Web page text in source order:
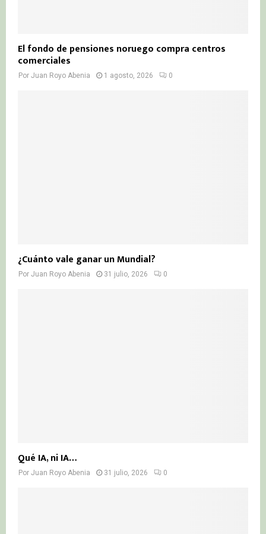
El fondo de pensiones noruego compra centros
comerciales
Por Juan Royo Abenia 1 agosto, 2026 0
¿Cuánto vale ganar un Mundial?
Por Juan Royo Abenia 31 julio, 2026 0
Qué IA, ni IA…
Por Juan Royo Abenia 31 julio, 2026 0